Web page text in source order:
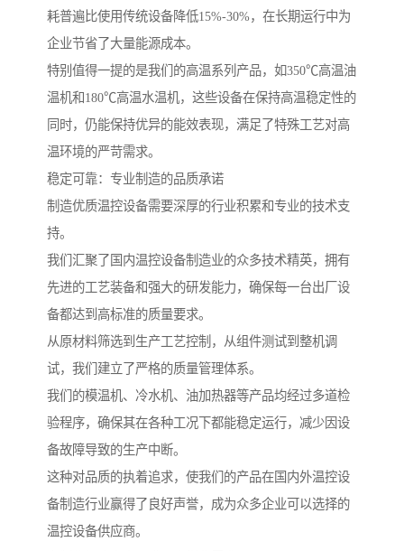
耗普遍比使用传统设备降低15%-30%，在长期运行中为
企业节省了大量能源成本。
特别值得一提的是我们的高温系列产品，如350℃高温油
温机和180℃高温水温机，这些设备在保持高温稳定性的
同时，仍能保持优异的能效表现，满足了特殊工艺对高
温环境的严苛需求。
稳定可靠：专业制造的品质承诺
制造优质温控设备需要深厚的行业积累和专业的技术支
持。
我们汇聚了国内温控设备制造业的众多技术精英，拥有
先进的工艺装备和强大的研发能力，确保每一台出厂设
备都达到高标准的质量要求。
从原材料筛选到生产工艺控制，从组件测试到整机调
试，我们建立了严格的质量管理体系。
我们的模温机、冷水机、油加热器等产品均经过多道检
验程序，确保其在各种工况下都能稳定运行，减少因设
备故障导致的生产中断。
这种对品质的执着追求，使我们的产品在国内外温控设
备制造行业赢得了良好声誉，成为众多企业可以选择的
温控设备供应商。